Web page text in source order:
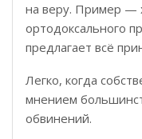
на веру. Пример —
ортодоксального
предлагает всё
Легко, когда
мнением
обвинений.